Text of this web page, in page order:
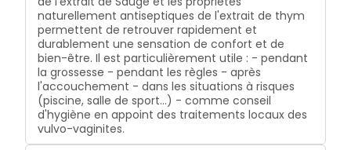
naturellement antiseptiques de l'extrait de thym
permettent de retrouver rapidement et
durablement une sensation de confort et de
bien-être. Il est particulièrement utile : - pendant
la grossesse - pendant les règles - après
l'accouchement - dans les situations à risques
(piscine, salle de sport...) - comme conseil
d'hygiène en appoint des traitements locaux des
vulvo-vaginites.